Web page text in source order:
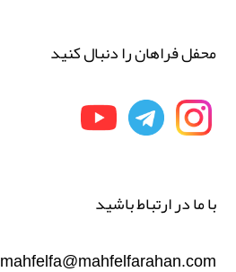
محفل فراهان را دنبال کنید
با ما در ارتباط باشید
mahfelfa@mahfelfarahan.com